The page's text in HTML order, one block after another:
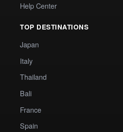
Help Center
TOP DESTINATIONS
Japan
Italy
Thailand
Bali
France
Spain